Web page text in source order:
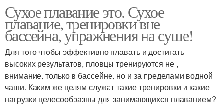
Сухое плавание это. Сухое
плавание, тренировки вне
бассейна, упражнения на суше!
Для того чтобы эффективно плавать и достигать
высоких результатов, пловцы тренируются не ,
внимание, только в бассейне, но и за пределами водной
чаши. Каким же целям служат такие тренировки и какие
нагрузки целесообразны для занимающихся плаванием?